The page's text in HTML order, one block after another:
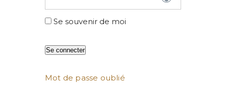
Se souvenir de moi
Mot de passe oublié